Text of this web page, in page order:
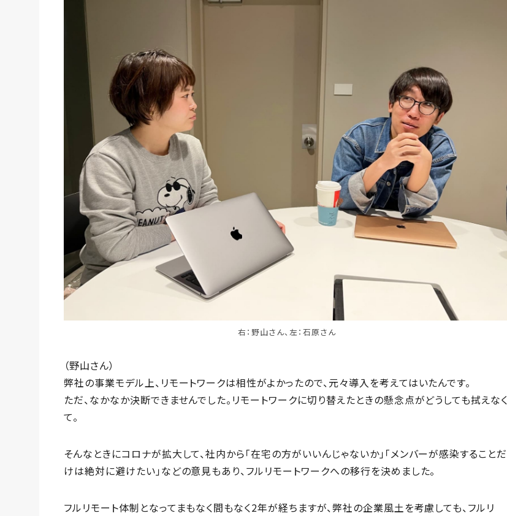
右：野山さん、左：石原さん
（野山さん）
弊社の事業モデル上、リモートワークは相性がよかったので、元々導入を考えてはいたんです。
ただ、なかなか決断できませんでした。リモートワークに切り替えたときの懸念点がどうしても拭えなく
て。
そんなときにコロナが拡大して、社内から「在宅の方がいいんじゃないか」「メンバーが感染することだ
けは絶対に避けたい」などの意見もあり、フルリモートワークへの移行を決めました。
フルリモート体制となってまもなく間もなく2年が経ちますが、弊社の企業風土を考慮しても、フルリ